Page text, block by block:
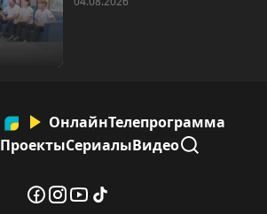
ОнлайнТелепрограмма
ПроектыСериалыВидео